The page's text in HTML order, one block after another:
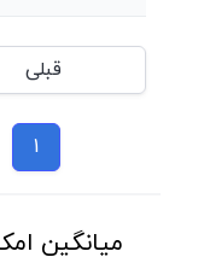
قبلی
1
میانگین